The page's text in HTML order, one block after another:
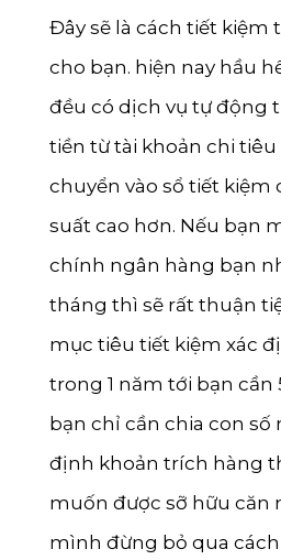
Ninh Thuận
Hà Nam
Hà Tĩnh
Đồng Tháp
Sóc Trăng
Kon Tum
Quảng Bình
Trà Vinh
Hậu Giang
Sơn La
Đây sẽ là cách tiết kiệm
cho bạn. hiện nay hầu
đều có dịch vụ tự động
tiền từ tài khoản chi tiêu
chuyển vào sổ tiết kiệm
suất cao hơn. Nếu bạn
chính ngân hàng bạn
tháng thì sẽ rất thuận
mục tiêu tiết kiệm xác
trong 1 năm tới bạn cần
bạn chỉ cần chia con số
định khoản trích hàng
muốn được sỡ hữu căn
mình đừng bỏ qua cách